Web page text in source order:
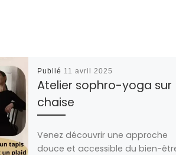
Publié 11 avril 2025
Atelier sophro-yoga sur
chaise
Venez découvrir une approche
douce et accessible du bien-